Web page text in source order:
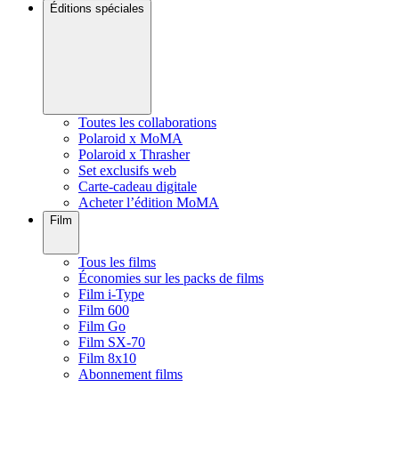
Éditions spéciales
Toutes les collaborations
Polaroid x MoMA
Polaroid x Thrasher
Set exclusifs web
Carte-cadeau digitale
Acheter l’édition MoMA
Film
Tous les films
Économies sur les packs de films
Film i-Type
Film 600
Film Go
Film SX-70
Film 8x10
Abonnement films